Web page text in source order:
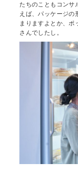
たちのこともコンサ
えば、パッケージの
まりますよとか、ポ
さんでしたし。